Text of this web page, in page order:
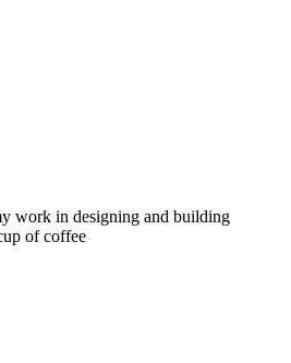
work in designing and building
of coffee